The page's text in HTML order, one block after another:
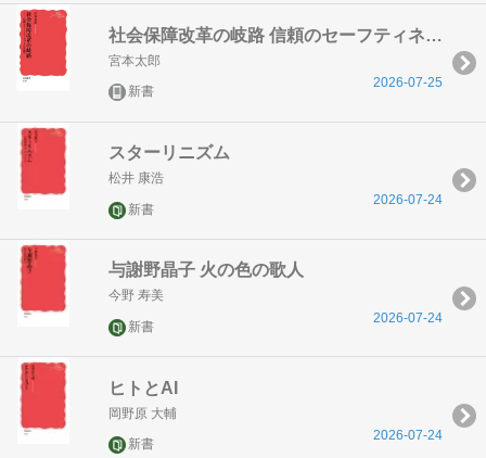
社会保障改革の岐路 信頼のセーフティネットは可能か
宮本太郎
新書
2026-07-25
スターリニズム
松井 康浩
新書
2026-07-24
与謝野晶子 火の色の歌人
今野 寿美
新書
2026-07-24
ヒトとAI
岡野原 大輔
新書
2026-07-24